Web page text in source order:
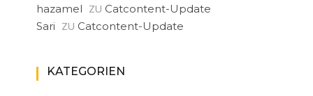
hazamel ZU Catcontent-Update
Sari ZU Catcontent-Update
KATEGORIEN